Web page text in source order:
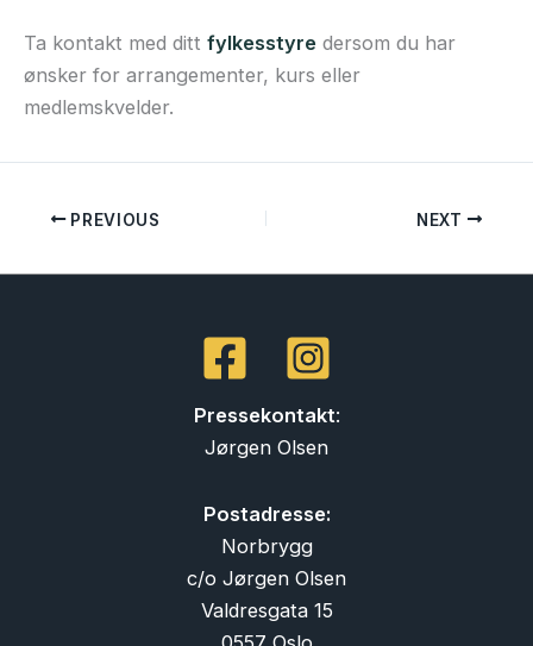
Ta kontakt med ditt fylkesstyre dersom du har
ønsker for arrangementer, kurs eller
medlemskvelder.
PREVIOUS NEXT
Pressekontakt:
Jørgen Olsen
Postadresse:
Norbrygg
c/o Jørgen Olsen
Valdresgata 15